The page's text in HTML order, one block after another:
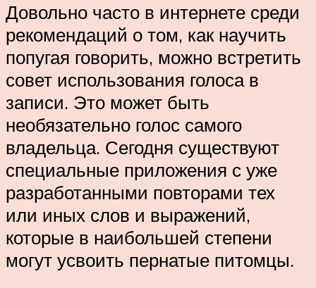
Довольно часто в интернете среди
рекомендаций о том, как научить
попугая говорить, можно встретить
совет использования голоса в
записи. Это может быть
необязательно голос самого
владельца. Сегодня существуют
специальные приложения с уже
разработанными повторами тех
или иных слов и выражений,
которые в наибольшей степени
могут усвоить пернатые питомцы.